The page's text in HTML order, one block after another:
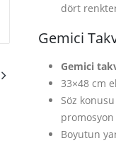
dört
Gemici
Gemici
33×48 cm
Söz
Boyutun
2 Ocak 2020